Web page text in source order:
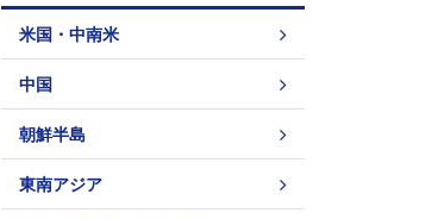
米国・中南米
中国
朝鮮半島
東南アジア